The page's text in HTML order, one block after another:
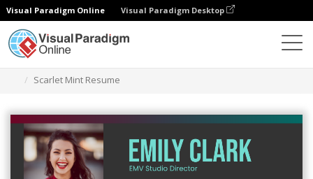
Visual Paradigm Online Visual Paradigm Desktop
Scarlet Mint Resume